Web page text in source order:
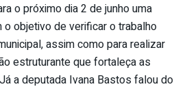
o próximo dia 2 de junho uma
o objetivo de verificar o trabalho
assim como para realizar
estruturante que fortaleça as
a deputada Ivana Bastos falou do